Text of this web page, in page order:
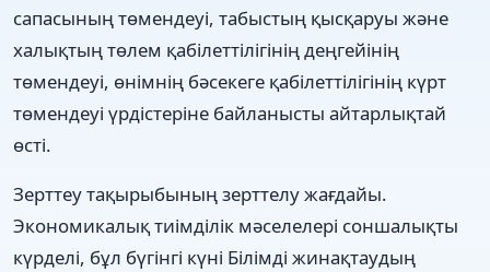
сапасының төмендеуі, табыстың қысқаруы және
халықтың төлем қабілеттілігінің деңгейінің
төмендеуі, өнімнің бәсекеге қабілеттілігінің күрт
төмендеуі үрдістеріне байланысты айтарлықтай
өсті.
Зерттеу тақырыбының зерттелу жағдайы.
Экономикалық тиімділік мәселелері соншалықты
күрделі, бұл бүгінгі күні Білімді жинақтаудың